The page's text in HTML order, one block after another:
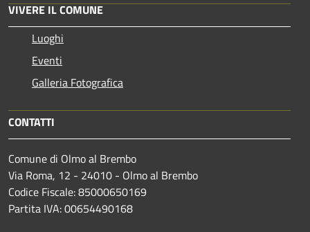
VIVERE IL COMUNE
Luoghi
Eventi
Galleria Fotografica
CONTATTI
Comune di Olmo al Brembo
Via Roma, 12 - 24010 - Olmo al Brembo
Codice Fiscale: 85000650169
Partita IVA: 00654490168